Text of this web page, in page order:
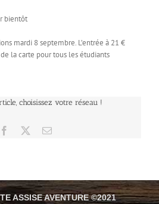
bientôt
mardi 8 septembre. L’entrée à 21 €
la carte pour tous les étudiants
choisissez votre réseau !
Facebook Email
ASSISE AVENTURE ©2021